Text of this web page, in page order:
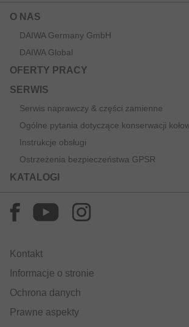
O NAS
DAIWA Germany GmbH
DAIWA Global
OFERTY PRACY
SERWIS
Serwis naprawczy & części zamienne
Ogólne pytania dotyczące konserwacji
Instrukcje obsługi
Ostrzeżenia bezpieczeństwa GPSR
KATALOGI
Kontakt
Informacje o stronie
Ochrona danych
Prawne aspekty